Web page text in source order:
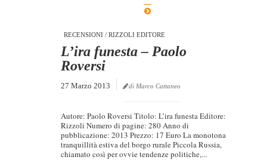
RECENSIONI / RIZZOLI EDITORE
L’ira funesta – Paolo
Roversi
27 Marzo 2013 di Marco Cattaneo
Autore: Paolo Roversi Titolo: L’ira funesta Editore:
Rizzoli Numero di pagine: 280 Anno di
pubblicazione: 2013 Prezzo: 17 Euro La monotona
tranquillità estiva del borgo rurale Piccola Russia,
chiamato così per ovvie tendenze politiche,...